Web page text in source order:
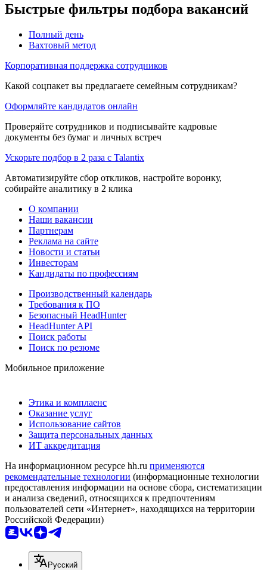
Быстрые фильтры подбора вакансий
Полный день
Вахтовый метод
Корпоративная поддержка сотрудников
Какой соцпакет вы предлагаете семейным сотрудникам?
Оформляйте кандидатов онлайн
Проверяйте сотрудников и подписывайте кадровые
документы без бумаг и личных встреч
Ускорьте подбор в 2 раза с Talantix
Автоматизируйте сбор откликов, настройте воронку,
собирайте аналитику в 2 клика
О компании
Наши вакансии
Партнерам
Реклама на сайте
Новости и статьи
Инвесторам
Кандидаты по профессиям
Производственный календарь
Требования к ПО
Безопасный HeadHunter
HeadHunter API
Поиск работы
Поиск по резюме
Мобильное приложение
Этика и комплаенс
Оказание услуг
Использование сайтов
Защита персональных данных
ИТ аккредитация
На информационном ресурсе hh.ru применяются
рекомендательные технологии (информационные технологии
предоставления информации на основе сбора, систематизации
и анализа сведений, относящихся к предпочтениям
пользователей сети «Интернет», находящихся на территории
Российской Федерации)
Русский